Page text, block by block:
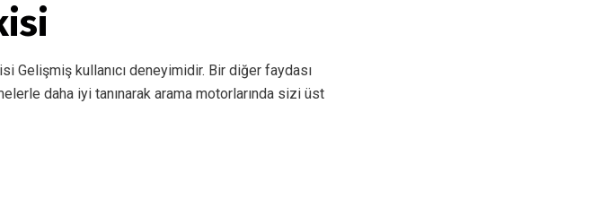
Gelişmiş kullanıcı deneyimidir. Bir diğer faydası
daha iyi tanınarak arama motorlarında sizi üst